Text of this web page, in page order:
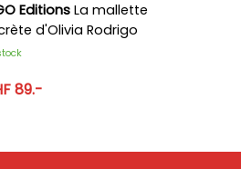
Editions La mallette
d'Olivia Rodrigo
89.-